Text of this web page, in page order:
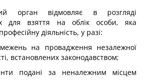
орган відмовляє в розгляді
для взяття на облік особи, яка
діяльність, у разі:
на провадження незалежної
встановлених законодавством;
подані за неналежним місцем